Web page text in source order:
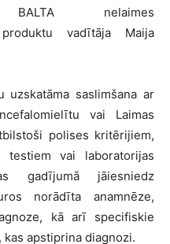
nelaimes
vadītāja Maija
uzskatāma saslimšana ar
vai Laimas
polises kritērijiem,
testiem vai laboratorijas
gadījumā jāiesniedz
norādīta anamnēze,
kā arī specifiskie
apstiprina diagnozi.